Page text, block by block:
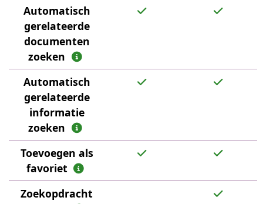
Automatisch
gerelateerde
documenten
zoeken
Automatisch
gerelateerde
informatie
zoeken
Toevoegen als
favoriet
Zoekopdracht